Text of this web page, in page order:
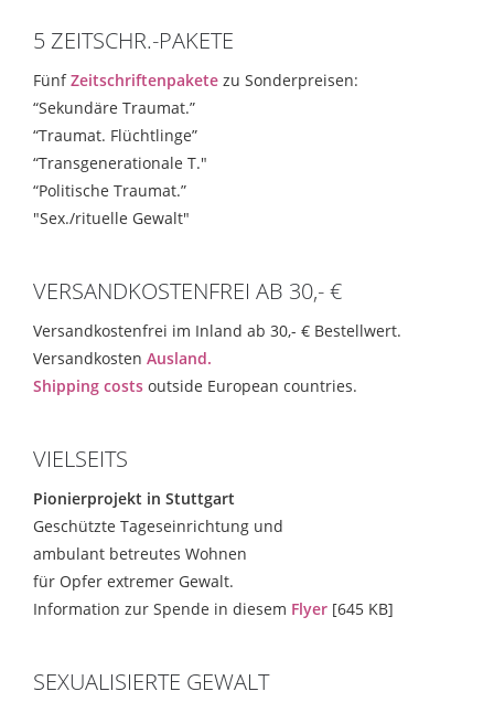
5 ZEITSCHR.-PAKETE
FünfZeitschriftenpakete zu Sonderpreisen:
“Sekundäre Traumat.”
“Traumat. Flüchtlinge”
“Transgenerationale T."
“Politische Traumat.”
"Sex./rituelle Gewalt"
VERSANDKOSTENFREI AB 30,- €
Versandkostenfrei im Inland ab 30,- € Bestellwert.
Versandkosten Ausland.
Shipping costs outside European countries.
VIELSEITS
Pionierprojekt in Stuttgart
Geschützte Tageseinrichtung und
ambulant betreutes Wohnen
für Opfer extremer Gewalt.
Information zur Spende in diesem Flyer [645 KB]
SEXUALISIERTE GEWALT